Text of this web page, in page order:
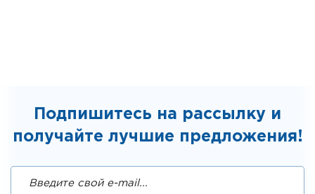
Подпишитесь на рассылку и
получайте лучшие предложения!